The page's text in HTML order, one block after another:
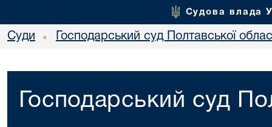
Судова влада
Суди • Господарський суд Полтавської
Господарський суд